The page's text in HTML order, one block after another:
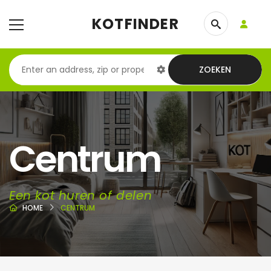
KOTFINDER
ZOEKEN
Centrum
Een kot huren of delen
HOME CENTRUM